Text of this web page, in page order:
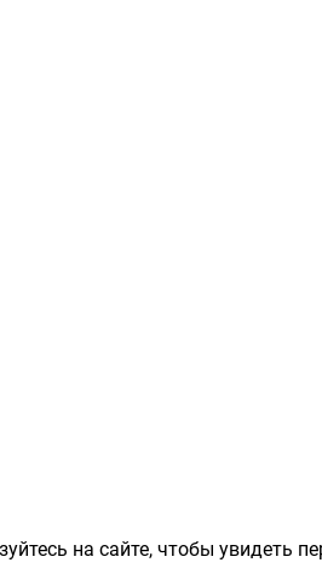
на сайте, чтобы увидеть